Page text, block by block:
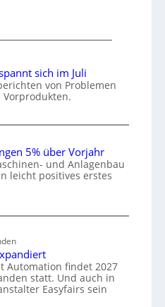
sich im Juli
von Problemen
5% über Vorjahr
und Anlagenbau
leicht positives erstes
Automation findet 2027
statt. Und auch in
Easyfairs sein